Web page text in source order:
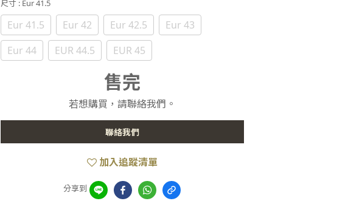
尺寸 : Eur 41.5
Eur 41.5 Eur 42 Eur 42.5
Eur 43
Eur 44
EUR 44.5 EUR 45
售完
若想購買，請聯絡我們。
聯絡我們
加入追蹤清單
分享到